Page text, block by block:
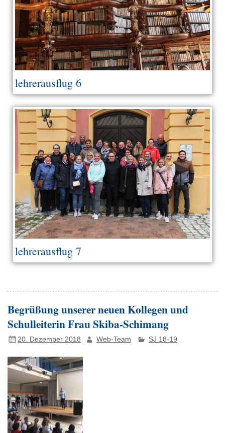
lehrerausflug 6
lehrerausflug 7
Begrüßung unserer neuen Kollegen und
Schulleiterin Frau Skiba-Schimang
20. Dezember 2018 Web-Team SJ 18-19